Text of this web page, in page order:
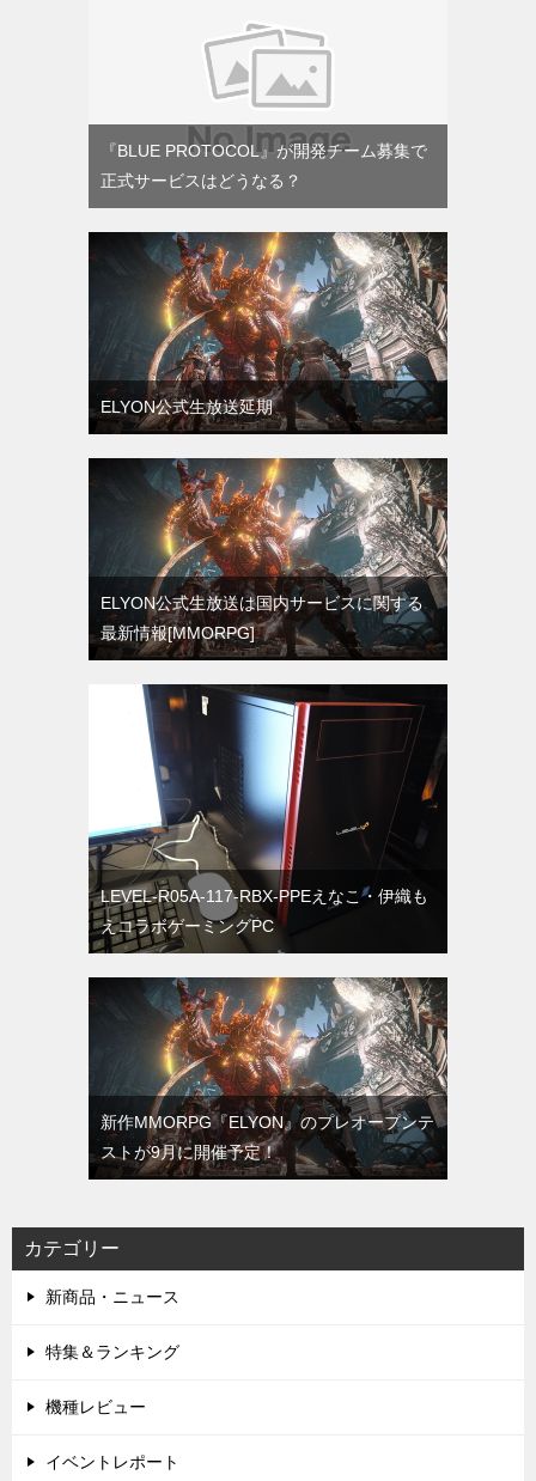
『BLUE PROTOCOL』が開発チーム募集で
正式サービスはどうなる？
ELYON公式生放送延期
ELYON公式生放送は国内サービスに関する
最新情報[MMORPG]
LEVEL-R05A-117-RBX-PPEえなこ・伊織も
えコラボゲーミングPC
新作MMORPG『ELYON』のプレオープンテ
ストが9月に開催予定！
カテゴリー
新商品・ニュース
特集＆ランキング
機種レビュー
イベントレポート